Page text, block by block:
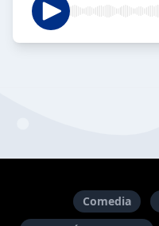
Comedia